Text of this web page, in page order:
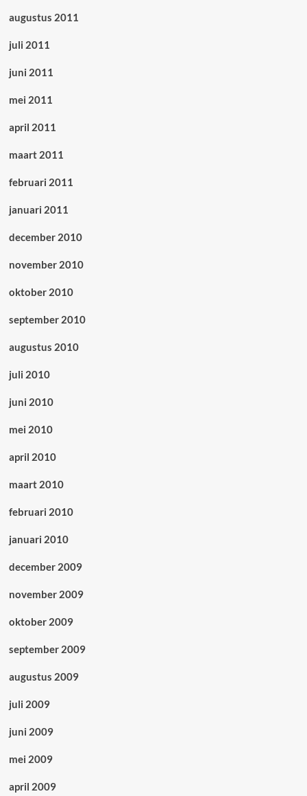
augustus 2011
juli 2011
juni 2011
mei 2011
april 2011
maart 2011
februari 2011
januari 2011
december 2010
november 2010
oktober 2010
september 2010
augustus 2010
juli 2010
juni 2010
mei 2010
april 2010
maart 2010
februari 2010
januari 2010
december 2009
november 2009
oktober 2009
september 2009
augustus 2009
juli 2009
juni 2009
mei 2009
april 2009